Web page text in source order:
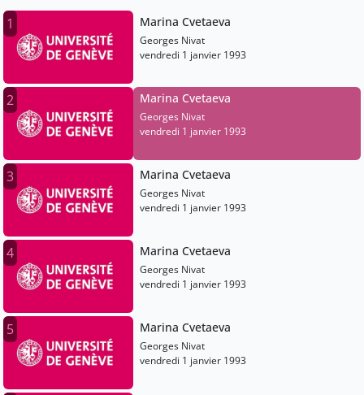
1 Marina Cvetaeva
Georges Nivat
vendredi 1 janvier 1993
2 Marina Cvetaeva
Georges Nivat
vendredi 1 janvier 1993
3 Marina Cvetaeva
Georges Nivat
vendredi 1 janvier 1993
4 Marina Cvetaeva
Georges Nivat
vendredi 1 janvier 1993
5 Marina Cvetaeva
Georges Nivat
vendredi 1 janvier 1993